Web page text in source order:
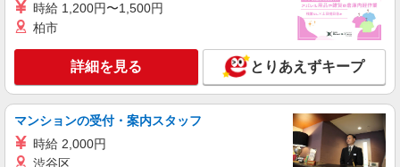
時給 1,200円〜1,500円
柏市
詳細を見る とりあえずキープ
マンションの受付・案内スタッフ
時給 2,000円
渋谷区